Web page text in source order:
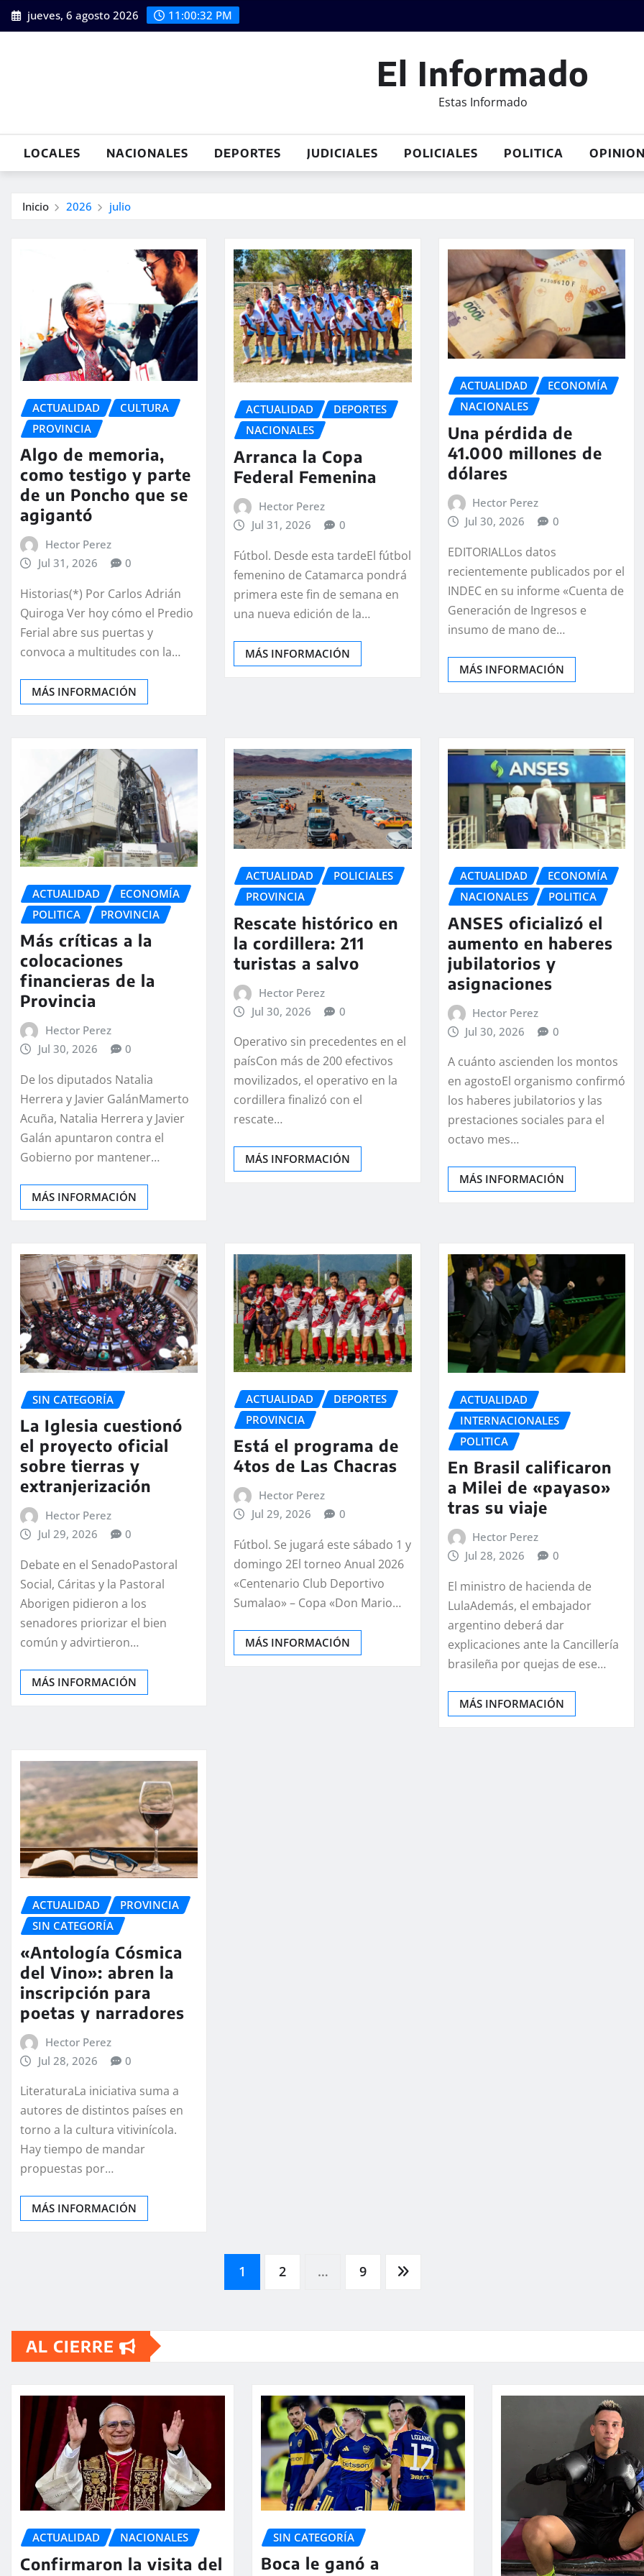
Saltar
al
jueves, 6 agosto 2026 11:00:33 PM
El Informado
Estas Informado
LOCALES NACIONALES DEPORTES JUDICIALES POLICIALES POLITICA OPINION
Inicio 2026 julio
ACTUALIDAD
CULTURA
PROVINCIA
Algo de memoria,
como testigo y parte
de un Poncho que se
agigantó
Hector Perez
Jul 31, 2026
0
Historias(*) Por Carlos Adrián
Quiroga Ver hoy cómo el Predio
Ferial abre sus puertas y
convoca a multitudes con la…
MÁS INFORMACIÓN
ACTUALIDAD
DEPORTES
NACIONALES
Arranca la Copa
Federal Femenina
Hector Perez
Jul 31, 2026
0
Fútbol. Desde esta tardeEl fútbol
femenino de Catamarca pondrá
primera este fin de semana en
una nueva edición de la…
MÁS INFORMACIÓN
ACTUALIDAD
ECONOMÍA
NACIONALES
Una pérdida de
41.000 millones de
dólares
Hector Perez
Jul 30, 2026
0
EDITORIALLos datos
recientemente publicados por el
INDEC en su informe «Cuenta de
Generación de Ingresos e
insumo de mano de…
MÁS INFORMACIÓN
ACTUALIDAD
ECONOMÍA
POLITICA
PROVINCIA
Más críticas a la
colocaciones
financieras de la
Provincia
Hector Perez
Jul 30, 2026
0
De los diputados Natalia
Herrera y Javier GalánMamerto
Acuña, Natalia Herrera y Javier
Galán apuntaron contra el
Gobierno por mantener…
MÁS INFORMACIÓN
ACTUALIDAD
POLICIALES
PROVINCIA
Rescate histórico en
la cordillera: 211
turistas a salvo
Hector Perez
Jul 30, 2026
0
Operativo sin precedentes en el
paísCon más de 200 efectivos
movilizados, el operativo en la
cordillera finalizó con el
rescate…
MÁS INFORMACIÓN
ACTUALIDAD
ECONOMÍA
NACIONALES
POLITICA
ANSES oficializó el
aumento en haberes
jubilatorios y
asignaciones
Hector Perez
Jul 30, 2026
0
A cuánto ascienden los montos
en agostoEl organismo confirmó
los haberes jubilatorios y las
prestaciones sociales para el
octavo mes…
MÁS INFORMACIÓN
SIN CATEGORÍA
La Iglesia cuestionó
el proyecto oficial
sobre tierras y
extranjerización
Hector Perez
Jul 29, 2026
0
Debate en el SenadoPastoral
Social, Cáritas y la Pastoral
Aborigen pidieron a los
senadores priorizar el bien
común y advirtieron…
MÁS INFORMACIÓN
ACTUALIDAD
DEPORTES
PROVINCIA
Está el programa de
4tos de Las Chacras
Hector Perez
Jul 29, 2026
0
Fútbol. Se jugará este sábado 1 y
domingo 2El torneo Anual 2026
«Centenario Club Deportivo
Sumalao» – Copa «Don Mario…
MÁS INFORMACIÓN
ACTUALIDAD
INTERNACIONALES
POLITICA
En Brasil calificaron
a Milei de «payaso»
tras su viaje
Hector Perez
Jul 28, 2026
0
El ministro de hacienda de
LulaAdemás, el embajador
argentino deberá dar
explicaciones ante la Cancillería
brasileña por quejas de ese…
MÁS INFORMACIÓN
ACTUALIDAD
PROVINCIA
SIN CATEGORÍA
«Antología Cósmica
del Vino»: abren la
inscripción para
poetas y narradores
Hector Perez
Jul 28, 2026
0
LiteraturaLa iniciativa suma a
autores de distintos países en
torno a la cultura vitivinícola.
Hay tiempo de mandar
propuestas por…
MÁS INFORMACIÓN
entradas
1 2 … 9
AL CIERRE
ACTUALIDAD NACIONALES
Confirmaron la visita del
SIN CATEGORÍA
Boca le ganó a